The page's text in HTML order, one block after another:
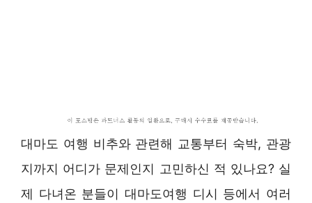
대마도 여행 비추와 관련해 교통부터 숙박, 관광
지까지 어디가 문제인지 고민하신 적 있나요? 실
제 다녀온 분들이 대마도여행 디시 등에서 여러